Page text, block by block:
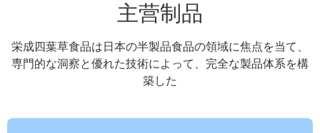
主营制品
栄成四葉草食品は日本の半製品食品の領域に焦点を当て、
専門的な洞察と優れた技術によって、完全な製品体系を構
築した